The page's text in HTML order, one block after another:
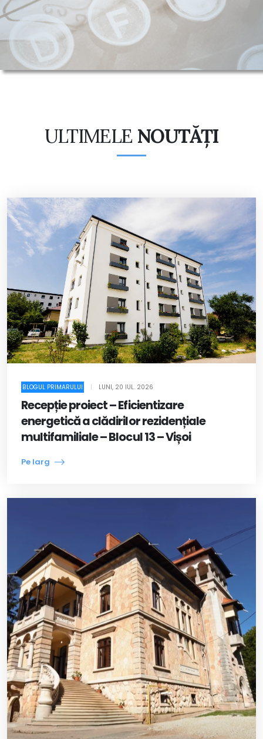
ULTIMELE NOUTĂȚI
BLOGUL PRIMARULUI LUNI, 20 IUL. 2026
Recepție proiect – Eficientizare
energetică a clădirilor rezidențiale
multifamiliale – Blocul 13 – Vișoi
Pe larg